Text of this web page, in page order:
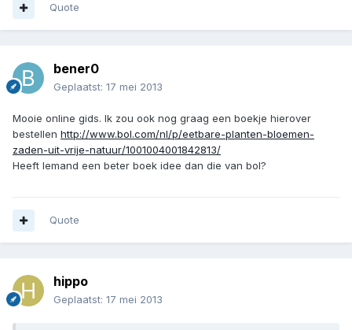
Quote
bener0
Geplaatst: 17 mei 2013
Mooie online gids. Ik zou ook nog graag een boekje hierover
bestellen http://www.bol.com/nl/p/eetbare-planten-bloemen-
zaden-uit-vrije-natuur/1001004001842813/
Heeft Iemand een beter boek idee dan die van bol?
Quote
hippo
Geplaatst: 17 mei 2013